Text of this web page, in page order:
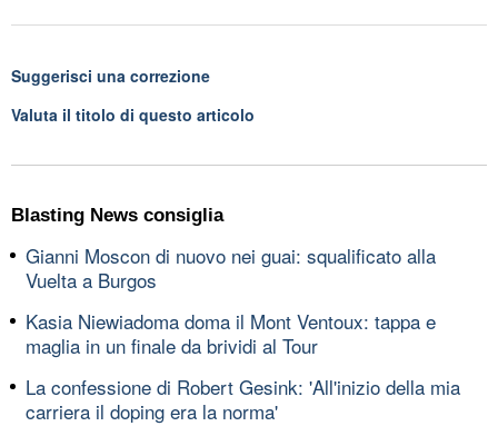
Suggerisci una correzione
Valuta il titolo di questo articolo
Blasting News consiglia
Gianni Moscon di nuovo nei guai: squalificato alla
Vuelta a Burgos
Kasia Niewiadoma doma il Mont Ventoux: tappa e
maglia in un finale da brividi al Tour
La confessione di Robert Gesink: 'All'inizio della mia
carriera il doping era la norma'